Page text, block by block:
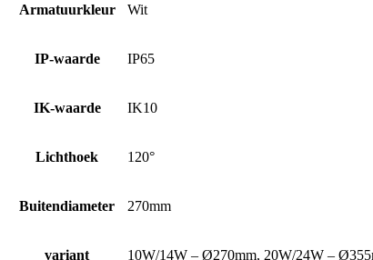
Armatuurkleur Wit
IP-waarde IP65
IK-waarde IK10
Lichthoek 120°
Buitendiameter 270mm
variant 10W/14W – Ø270mm, 20W/24W –